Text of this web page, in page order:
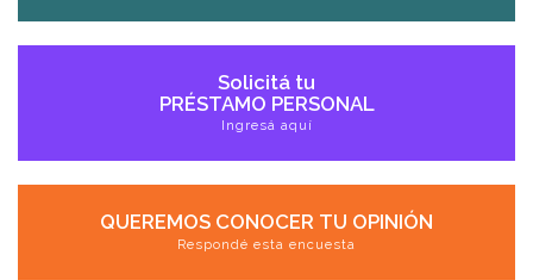
Solicitá tu
PRÉSTAMO PERSONAL
Ingresá aquí
QUEREMOS CONOCER TU OPINIÓN
Respondé esta encuesta